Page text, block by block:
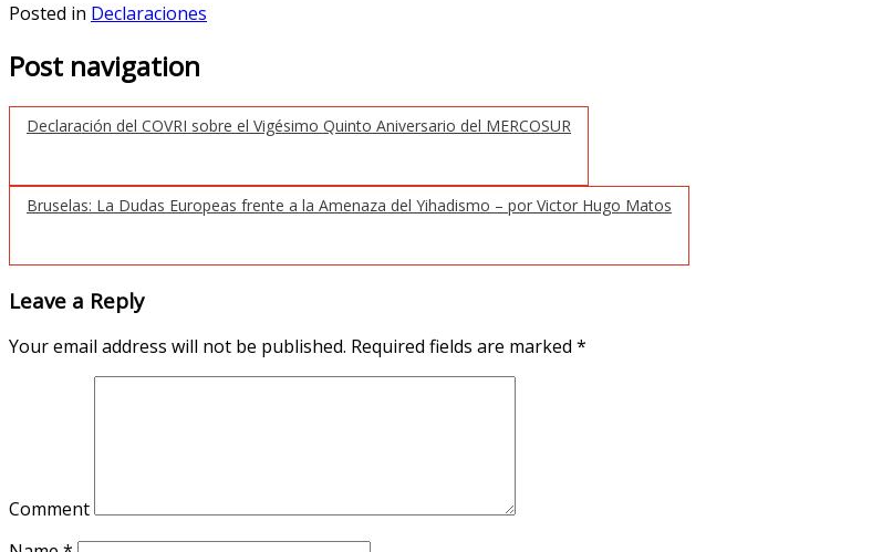
Posted in Declaraciones
Post navigation
Declaración del COVRI sobre el Vigésimo Quinto Aniversario del MERCOSUR
Bruselas: La Dudas Europeas frente a la Amenaza del Yihadismo – por Victor Hugo Matos
Leave a Reply
Your email address will not be published. Required fields are marked *
Comment